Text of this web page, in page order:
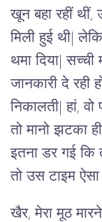
खून बहा रहीं
मिली हुई थी|
थमा दिया|
जानकारी दे रही
निकालती| हां,
तो मानो झटका
इतना डर गई
तो उस टाइम ऐसा
खैर, मेरा मूठ